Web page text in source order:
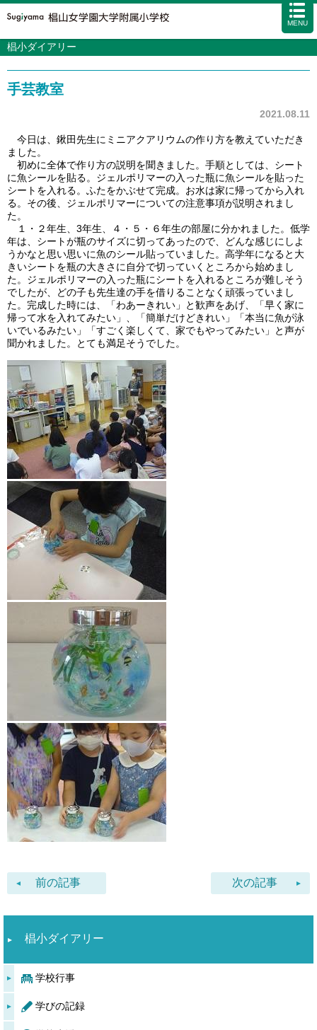
MENU
学校案内 カリキュラム
入試情報
アクセス 資料請求 お問い合わせ サイトマップ
椙小ダイアリー
手芸教室
2021.08.11
今日は、鍬田先生にミニアクアリウムの作り方を教えていただき
ました。
初めに全体で作り方の説明を聞きました。手順としては、シート
に魚シールを貼る。ジェルポリマーの入った瓶に魚シールを貼った
シートを入れる。ふたをかぶせて完成。お水は家に帰ってから入れ
る。その後、ジェルポリマーについての注意事項が説明されまし
た。
１・２年生、3年生、４・５・６年生の部屋に分かれました。低学
年は、シートが瓶のサイズに切ってあったので、どんな感じにしよ
うかなと思い思いに魚のシール貼っていました。高学年になると大
きいシートを瓶の大きさに自分で切っていくところから始めまし
た。ジェルポリマーの入った瓶にシートを入れるところが難しそう
でしたが、どの子も先生達の手を借りることなく頑張っていまし
た。完成した時には、「わあーきれい」と歓声をあげ、「早く家に
帰って水を入れてみたい」、「簡単だけどきれい」「本当に魚が泳
いでいるみたい」「すごく楽しくて、家でもやってみたい」と声が
聞かれました。とても満足そうでした。
前の記事 次の記事
椙小ダイアリー
学校行事
学びの記録